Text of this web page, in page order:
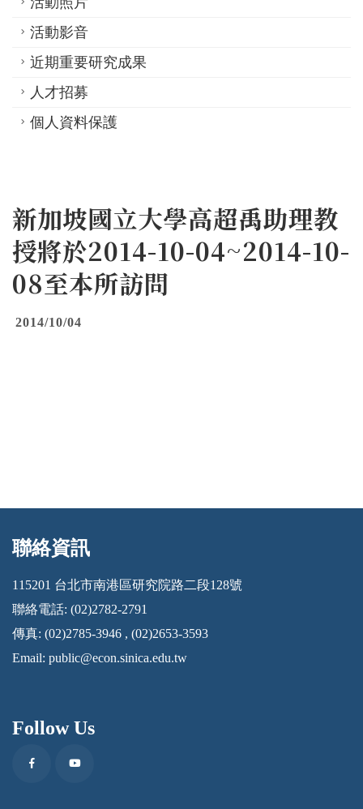
活動影音
近期重要研究成果
人才招募
個人資料保護
新加坡國立大學高超禹助理教
授將於2014-10-04~2014-10-
08至本所訪問
2014/10/04
:::
聯絡資訊
115201 台北市南港區研究院路二段128號
聯絡電話: (02)2782-2791
傳真: (02)2785-3946 , (02)2653-3593
Email: public@econ.sinica.edu.tw
Follow Us
FacebookYoutube